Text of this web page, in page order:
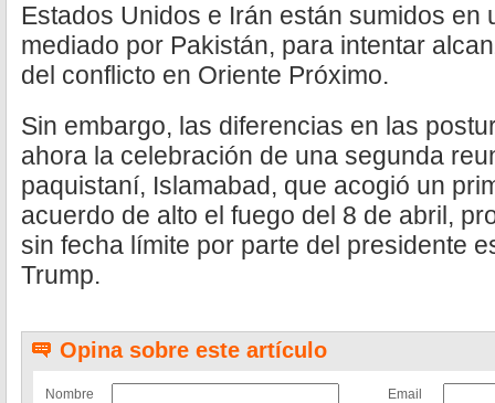
Estados Unidos e Irán están sumidos en
mediado por Pakistán, para intentar
del conflicto en Oriente Próximo.
Sin embargo, las diferencias en las
ahora la celebración de una segunda
paquistaní, Islamabad, que acogió un
acuerdo de alto el fuego del 8 de abril,
sin fecha límite por parte del presidente
Trump.
Opina sobre este artículo
Nombre
Email